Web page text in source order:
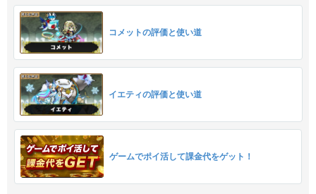
コメットの評価と使い道
イエティの評価と使い道
ゲームでポイ活して課金代をゲット！